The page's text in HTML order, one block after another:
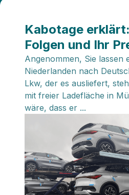
Kabotage
Folgen und Ihr
Angenommen, Sie lassen
Niederlanden nach
Lkw, der es ausliefert,
mit freier Ladefläche in
wäre, dass er ...